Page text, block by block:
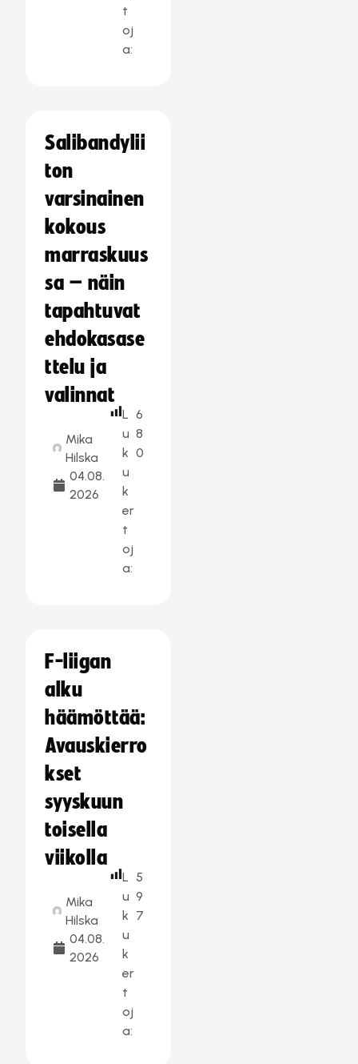
t
oj
a:
Salibandylii
ton
varsinainen
kokous
marraskuus
sa – näin
tapahtuvat
ehdokasase
ttelu ja
valinnat
Mika
Hilska
04.08.
2026
L
u
k
u
k
er
t
oj
a:
6
8
0
F-liigan
alku
häämöttää:
Avauskierro
kset
syyskuun
toisella
viikolla
Mika
Hilska
04.08.
2026
L
u
k
u
k
er
t
oj
a:
5
9
7